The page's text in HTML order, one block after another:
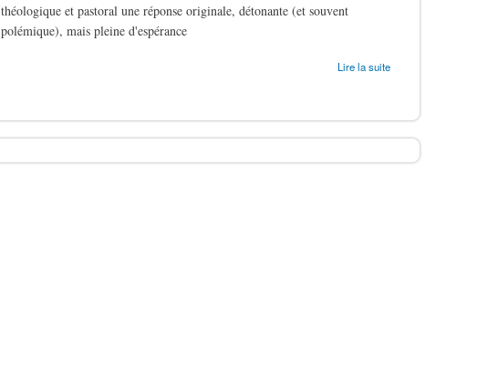
théologique et pastoral une réponse originale, détonante (et souvent
polémique), mais pleine d'espérance
Lire la suite